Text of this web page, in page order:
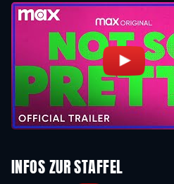
INFOS ZUR STAFFEL